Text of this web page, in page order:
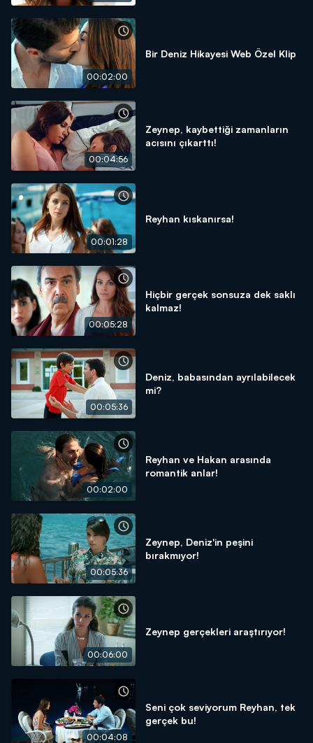
00:02:00
Bir Deniz Hikayesi Web Özel Klip
00:04:56
Zeynep, kaybettiği zamanların
acısını çıkarttı!
00:01:28
Reyhan kıskanırsa!
00:05:28
Hiçbir gerçek sonsuza dek saklı
kalmaz!
00:05:36
Deniz, babasından ayrılabilecek
mi?
00:02:00
Reyhan ve Hakan arasında
romantik anlar!
00:05:36
Zeynep, Deniz'in peşini
bırakmıyor!
00:06:00
Zeynep gerçekleri araştırıyor!
00:04:08
Seni çok seviyorum Reyhan, tek
gerçek bu!